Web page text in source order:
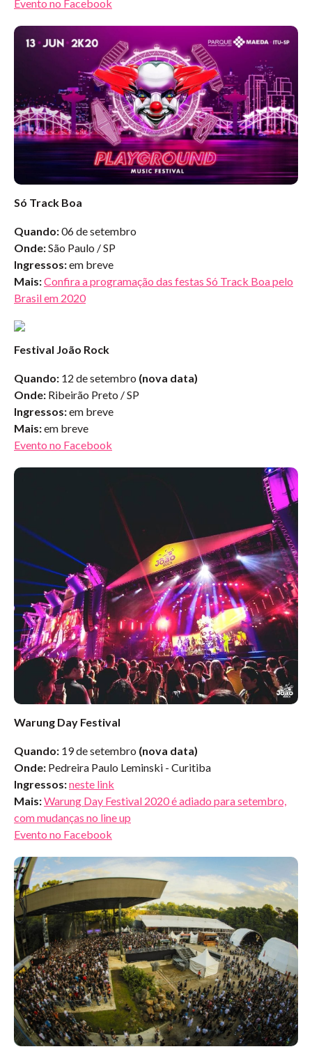
Evento no Facebook
Só Track Boa
Quando:06 de setembro
Onde:São Paulo / SP
Ingressos:em breve
Mais:Confira a programação das festas Só Track Boa pelo
Brasil em 2020
Festival João Rock
Quando: 12 de setembro (nova data)
Onde: Ribeirão Preto / SP
Ingressos:em breve
Mais:em breve
Evento no Facebook
Warung Day Festival
Quando: 19 de setembro (nova data)
Onde: Pedreira Paulo Leminski - Curitiba
Ingressos:neste link
Mais:Warung Day Festival 2020 é adiado para setembro,
com mudanças no line up
Evento no Facebook